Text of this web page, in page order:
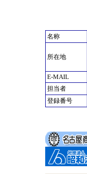
名称
所在地
E-MAIL
担当者
登録番号